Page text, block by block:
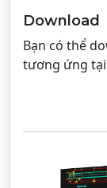
Download
Bạn có thể
tương ứng tại